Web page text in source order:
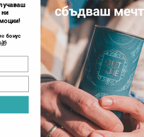
безплатна опаковка с
и интригуващ дизайн.
ПОВЕЧЕ
бонус
🎁